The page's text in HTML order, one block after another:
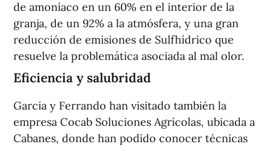
de amoníaco en un 60% en el interior de la
granja, de un 92% a la atmósfera, y una gran
reducción de emisiones de Sulfhídrico que
resuelve la problemática asociada al mal olor.
Eficiencia y salubridad
Garcia y Ferrando han visitado también la
empresa Cocab Soluciones Agrícolas, ubicada a
Cabanes, donde han podido conocer técnicas